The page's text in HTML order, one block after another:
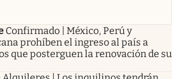
Confirmado | México, Perú y
prohíben el ingreso al país a
que posterguen la renovación de su